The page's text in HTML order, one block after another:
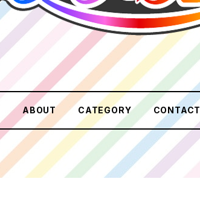
ABOUT CATEGORY CONTACT